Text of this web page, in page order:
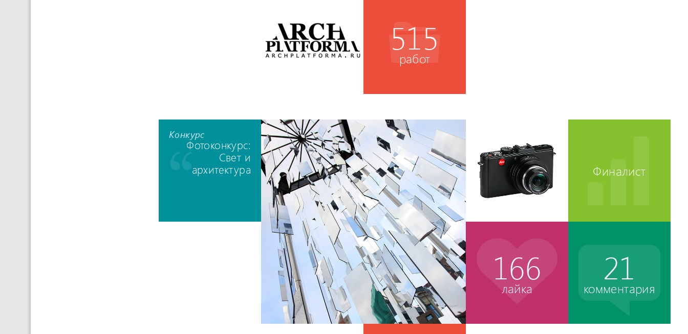
515
работ
Конкурс
Фотоконкурс:
Свет и
архитектура
Финалист
166
лайка
21
комментария